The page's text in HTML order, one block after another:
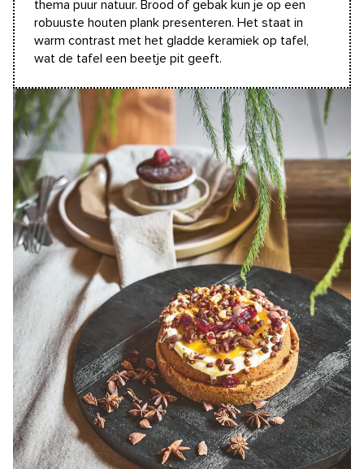
thema puur natuur. Brood of gebak kun je op een
robuuste houten plank presenteren. Het staat in
warm contrast met het gladde keramiek op tafel,
wat de tafel een beetje pit geeft.